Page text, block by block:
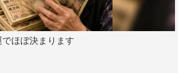
ほぼ決まります